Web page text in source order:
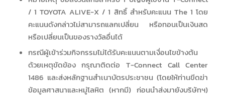
/ 1 TOYOTA ALIVE-X / 1 สิทธิ์ สำหรับคะแนน The 1 โดย
คะแนนดังกล่าวไม่สามารถแลกเปลี่ยน หรือทอนเป็นเงินสด
หรือเปลี่ยนเป็นของรางวัลอื่นได้
กรณีผู้เข้าร่วมกิจกรรมไม่ได้รับคะแนนตามเงื่อนไขข้างต้น
ด้วยเหตุขัดข้อง กรุณาติดต่อ T-Connect Call Center
1486 และส่งหลักฐานสำเนาบัตรประชาชน (โดยให้ท่านขีดฆ่า
ข้อมูลศาสนาและหมู่โลหิต (หากมี) ก่อนนำส่งมายังบริษัทฯ)